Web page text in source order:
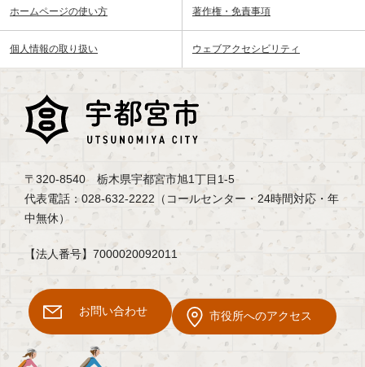
ホームページの使い方 著作権・免責事項
個人情報の取り扱い ウェブアクセシビリティ
〒320-8540 栃木県宇都宮市旭1丁目1-5
代表電話：028-632-2222（コールセンター・24時間対応・年
中無休）
【法人番号】7000020092011
お問い合わせ 市役所へのアクセス